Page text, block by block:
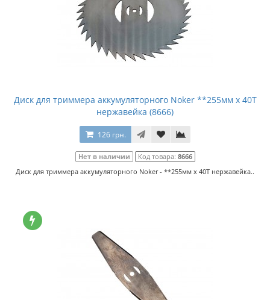
Диск для триммера аккумуляторного Noker **255мм x 40Т
нержавейка (8666)
126 грн.
Нет в наличии Код товара: 8666
Диск для триммера аккумуляторного Noker - **255мм x 40Т нержавейка..